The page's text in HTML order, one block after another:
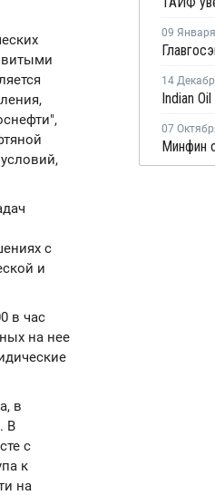
с
и
в час
на нее
в
В
с
к
на
09 Января
14
07